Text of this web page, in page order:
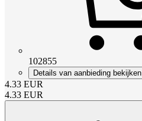
102855
Details van aanbieding bekijken
4.33 EUR
4.33 EUR